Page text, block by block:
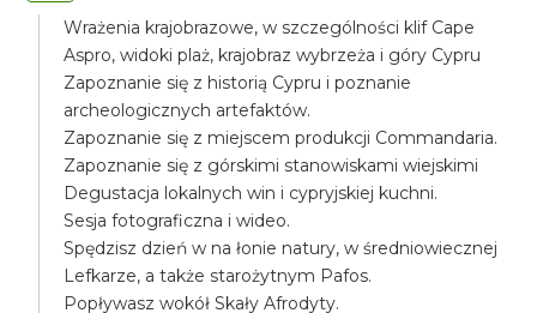
Wrażenia krajobrazowe, w szczególności klif Cape
Aspro, widoki plaż, krajobraz wybrzeża i góry Cypru
Zapoznanie się z historią Cypru i poznanie
archeologicznych artefaktów.
Zapoznanie się z miejscem produkcji Commandaria.
Zapoznanie się z górskimi stanowiskami wiejskimi
Degustacja lokalnych win i cypryjskiej kuchni.
Sesja fotograficzna i wideo.
Spędzisz dzień w na łonie natury, w średniowiecznej
Lefkarze, a także starożytnym Pafos.
Popływasz wokół Skały Afrodyty.